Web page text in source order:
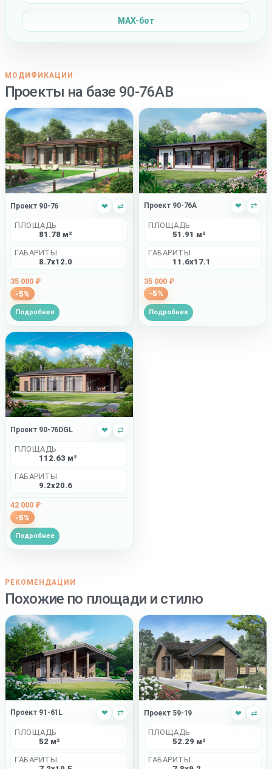
MAX-бот
МОДИФИКАЦИИ
Проекты на базе 90-76AB
Проект 90-76 ❤ ⇄
ПЛОЩАДЬ
81.78 м²
ГАБАРИТЫ
8.7x12.0
35 000 ₽
-5%
Подробнее
Проект 90-76A ❤ ⇄
ПЛОЩАДЬ
51.91 м²
ГАБАРИТЫ
11.6x17.1
35 000 ₽
-5%
Подробнее
Проект 90-76DGL ❤ ⇄
ПЛОЩАДЬ
112.63 м²
ГАБАРИТЫ
9.2x20.6
42 000 ₽
-5%
Подробнее
РЕКОМЕНДАЦИИ
Похожие по площади и стилю
Проект 91-61L ❤ ⇄
ПЛОЩАДЬ
52 м²
ГАБАРИТЫ
Проект 59-19 ❤ ⇄
ПЛОЩАДЬ
52.29 м²
ГАБАРИТЫ